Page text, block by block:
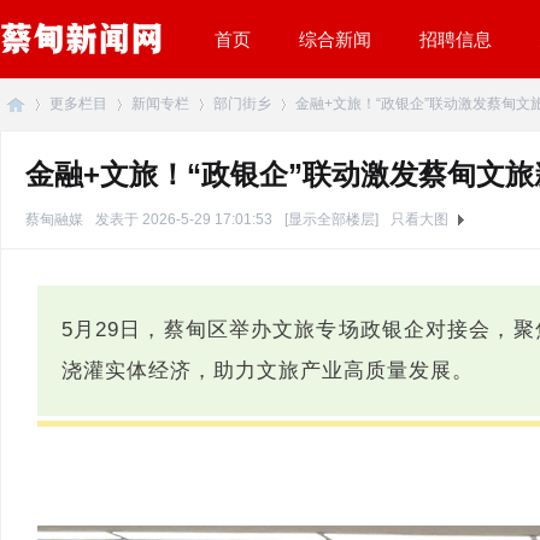
首页 综合新闻 招聘信息
更多栏目 新闻专栏 部门街乡 金融+文旅！“政银企”联动激发蔡甸文
金融+文旅！“政银企”联动激发蔡甸文
蔡甸融媒 发表于 2026-5-29 17:01:53 [显示全部楼层] 只看大图
5月29日，蔡甸区举办文旅专场政银企对接会，
浇灌实体经济，助力文旅产业高质量发展。